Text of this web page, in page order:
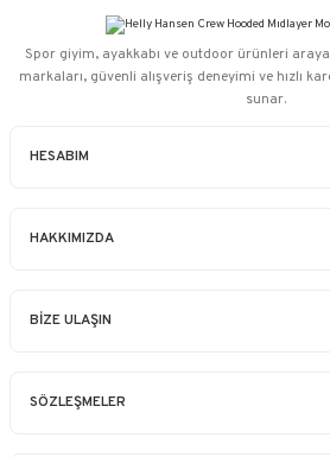
HESABIM
HAKKIMIZDA
BİZE ULAŞIN
SÖZLEŞMELER
Spor giyim, ayakkabı ve outdoor ürünleri
markaları, güvenli alışveriş deneyimi ve hızlı
sunar.